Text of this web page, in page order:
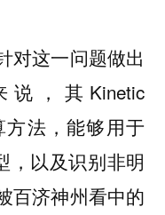
对这一问题做出
，其Kinetic
方法，能够用于
，以及识别非明
百济神州看中的